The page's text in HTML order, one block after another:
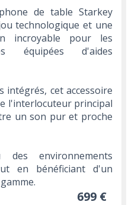
de table Starkey
technologique et une
incroyable pour les
équipées d'aides
intégrés, cet accessoire
l'interlocuteur principal
un son pur et proche
environnements
en bénéficiant d'un
699 €